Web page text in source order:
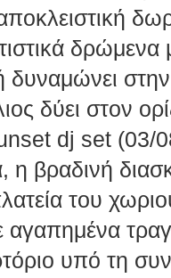
δυναμώνει
δύει στον
dj set (03/
η βραδινή
του
υπό τη